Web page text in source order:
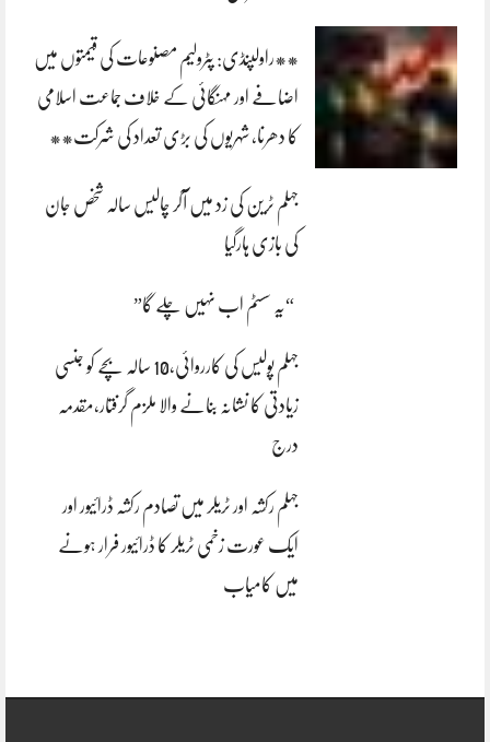
**راولپنڈی: پٹرولیم مصنوعات کی قیمتوں میں
اضافے اور مہنگائی کے خلاف جماعت اسلامی
کا دھرنا، شہریوں کی بڑی تعداد کی شرکت**
جہلم ٹرین کی زد میں آکر چالیس سالہ شخص جان
کی بازی ہارگیا
“یہ سسٹم اب نہیں چلے گا”
جہلم پولیس کی کارروائی،10 سالہ بچے کو جنسی
زیادتی کا نشانہ بنانے والا ملزم گرفتار،مقدمہ
درج
جہلم رکشہ اور ٹریلر میں تصادم رکشہ ڈرائیور اور
ایک عورت زخمی ٹریلر کا ڈرائیور فرار ہونے
میں کامیاب